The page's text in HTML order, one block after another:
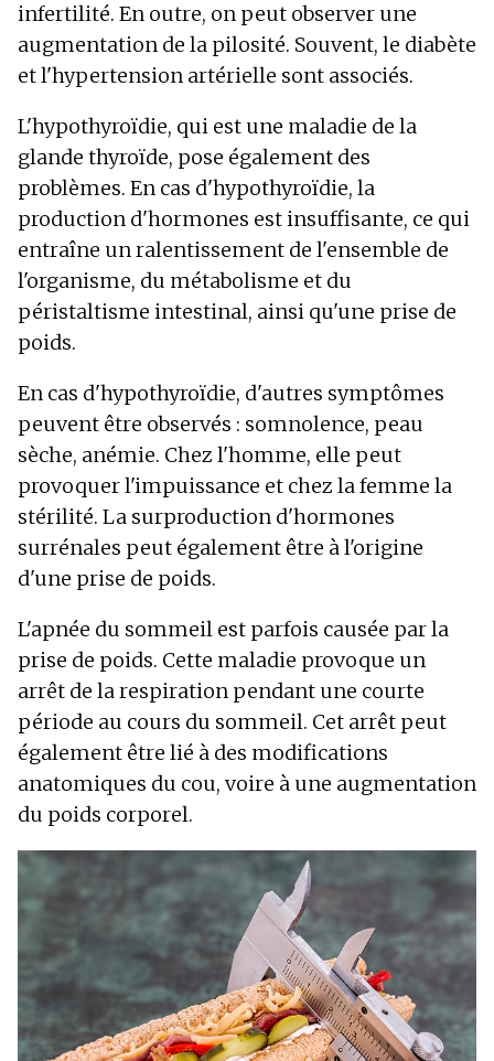
infertilité. En outre, on peut observer une
augmentation de la pilosité. Souvent, le diabète
et l'hypertension artérielle sont associés.
L'hypothyroïdie, qui est une maladie de la
glande thyroïde, pose également des
problèmes. En cas d'hypothyroïdie, la
production d'hormones est insuffisante, ce qui
entraîne un ralentissement de l'ensemble de
l'organisme, du métabolisme et du
péristaltisme intestinal, ainsi qu'une prise de
poids.
En cas d'hypothyroïdie, d'autres symptômes
peuvent être observés : somnolence, peau
sèche, anémie. Chez l'homme, elle peut
provoquer l'impuissance et chez la femme la
stérilité. La surproduction d'hormones
surrénales peut également être à l'origine
d'une prise de poids.
L'apnée du sommeil est parfois causée par la
prise de poids. Cette maladie provoque un
arrêt de la respiration pendant une courte
période au cours du sommeil. Cet arrêt peut
également être lié à des modifications
anatomiques du cou, voire à une augmentation
du poids corporel.